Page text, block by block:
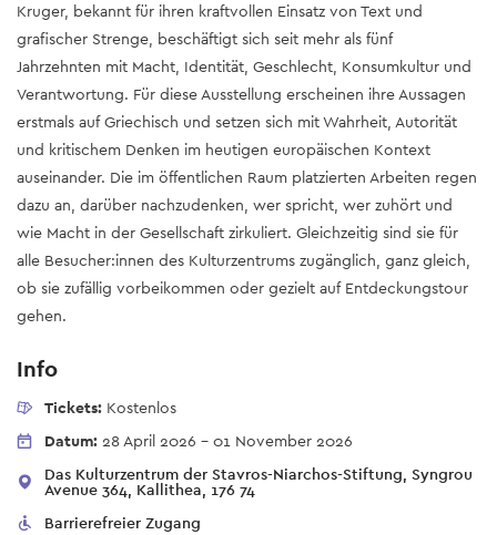
Kruger, bekannt für ihren kraftvollen Einsatz von Text und
grafischer Strenge, beschäftigt sich seit mehr als fünf
Jahrzehnten mit Macht, Identität, Geschlecht, Konsumkultur und
Verantwortung. Für diese Ausstellung erscheinen ihre Aussagen
erstmals auf Griechisch und setzen sich mit Wahrheit, Autorität
und kritischem Denken im heutigen europäischen Kontext
auseinander. Die im öffentlichen Raum platzierten Arbeiten regen
dazu an, darüber nachzudenken, wer spricht, wer zuhört und
wie Macht in der Gesellschaft zirkuliert. Gleichzeitig sind sie für
alle Besucher:innen des Kulturzentrums zugänglich, ganz gleich,
ob sie zufällig vorbeikommen oder gezielt auf Entdeckungstour
gehen.
Info
Tickets: Kostenlos
Datum: 28 April 2026 - 01 November 2026
Das Kulturzentrum der Stavros-Niarchos-Stiftung, Syngrou
Avenue 364, Kallithea, 176 74
Barrierefreier Zugang